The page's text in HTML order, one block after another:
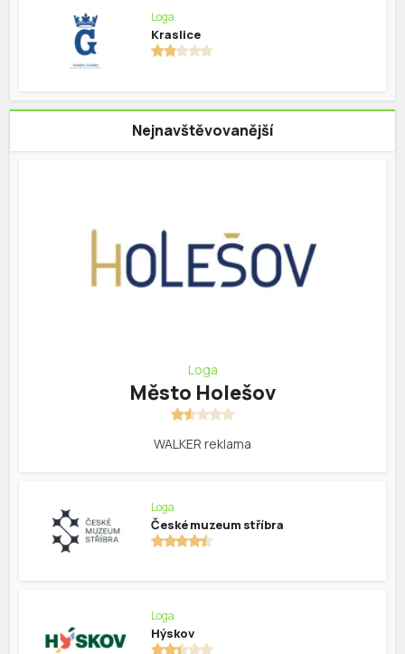
Loga
Kraslice
Nejnavštěvovanější
Loga
Město Holešov
WALKER reklama
Loga
České muzeum stříbra
Loga
Hýskov